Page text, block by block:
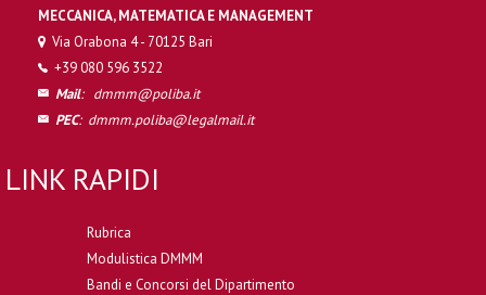
MECCANICA, MATEMATICA E MANAGEMENT
Via Orabona 4 - 70125 Bari
+39 080 596 3522
Mail: dmmm@poliba.it
PEC: dmmm.poliba@legalmail.it
LINK RAPIDI
Rubrica
Modulistica DMMM
Bandi e Concorsi del Dipartimento